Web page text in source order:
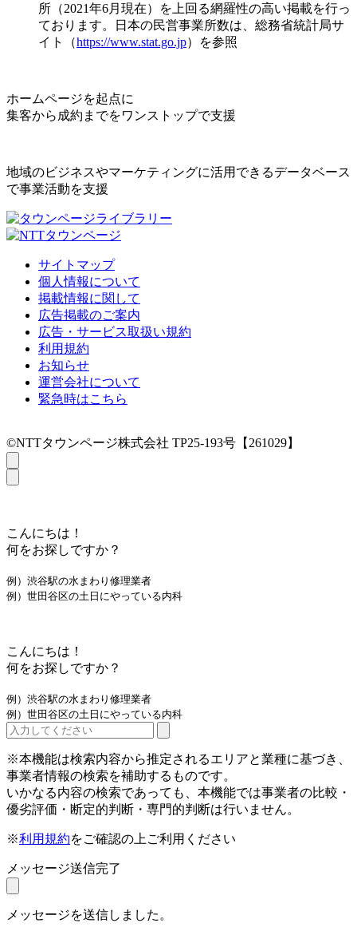
所（2021年6月現在）を上回る網羅性の高い掲載を行っ
ております。日本の民営事業所数は、総務省統計局サ
イト（https://www.stat.go.jp）を参照
ホームページを起点に
集客から成約までをワンストップで支援
地域のビジネスやマーケティングに活用できるデータベース
で事業活動を支援
サイトマップ
個人情報について
掲載情報に関して
広告掲載のご案内
広告・サービス取扱い規約
利用規約
お知らせ
運営会社について
緊急時はこちら
©NTTタウンページ株式会社 TP25-193号【261029】
こんにちは！
何をお探しですか？
例）渋谷駅の水まわり修理業者
例）世田谷区の土日にやっている内科
こんにちは！
何をお探しですか？
例）渋谷駅の水まわり修理業者
例）世田谷区の土日にやっている内科
※本機能は検索内容から推定されるエリアと業種に基づき、
事業者情報の検索を補助するものです。
いかなる内容の検索であっても、本機能では事業者の比較・
優劣評価・断定的判断・専門的判断は行いません。
※利用規約をご確認の上ご利用ください
メッセージ送信完了
メッセージを送信しました。